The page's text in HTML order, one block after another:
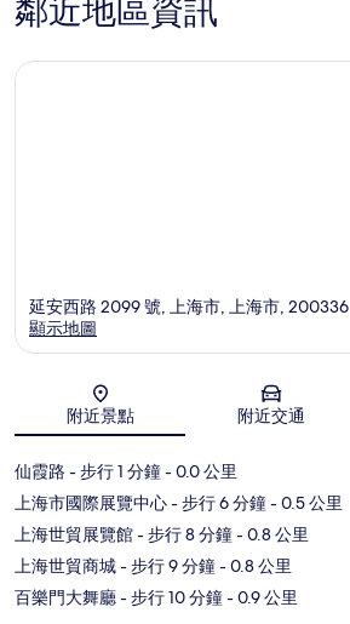
鄰近地區資訊
地圖
延安西路 2099 號, 上海市, 上海市, 200336
顯示地圖
附近景點 附近交通
仙霞路 - 步行 1 分鐘- 0.0 公里
上海市國際展覽中心- 步行 6 分鐘- 0.5 公里
上海世貿展覽館- 步行 8 分鐘- 0.8 公里
上海世貿商城- 步行 9 分鐘- 0.8 公里
百樂門大舞廳- 步行 10 分鐘- 0.9 公里